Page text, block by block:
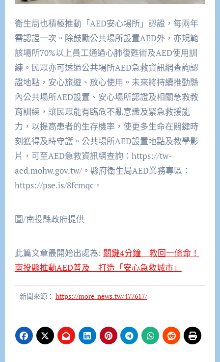
衛生局也積極推動「AED安心場所」認證，每兩年
需認證一次。除鼓勵公共場所設置AED外，亦規範
該場所70%以上員工通過心肺復甦術及AED使用訓
練。民眾亦可透過公共場所AED急救資訊網查詢認
證地點，安心旅遊、放心使用。未來將持續推動縣
內公共場所AED設置、安心場所認證及相關急救教
育訓練，讓民眾能有臨危不亂意識及緊急救援能
力，以提高患者的生存機率，使更多生命在關鍵時
刻獲得及時守護。公共場所AED設置地點及教學影
片，可至AED急救資訊網查詢：https://tw-
aed.mohw.gov.tw/。縣府衛生局AED業務專區：
https://pse.is/8fcmqc。
圖/南投縣政府提供
此篇文章最開始出處為: 關鍵4分鐘 救回一條命！
南投縣推動AED普及 打造「安心急救城市」
新聞來源： https://more-news.tw/477617/